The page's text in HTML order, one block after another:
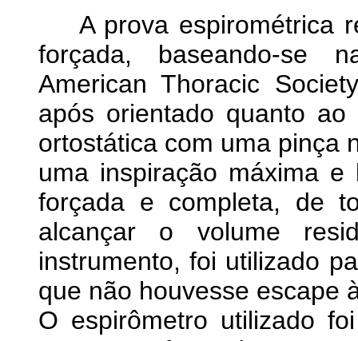
A prova espirométrica
forçada, baseando-se
American Thoracic
após orientado quanto
ortostática com uma pinça
uma inspiração máxima
forçada e completa, de
alcançar o volume
instrumento, foi utilizado
que não houvesse escape
O espirômetro utilizado